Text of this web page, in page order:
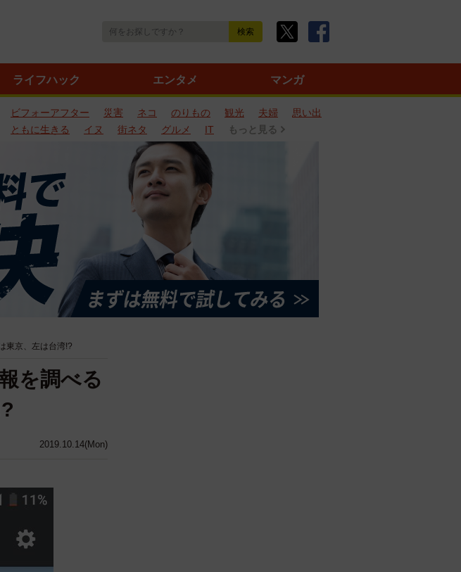
ライフハック エンタメ マンガ
ビフォーアフター 災害 ネコ のりもの 観光 夫婦
思い出
ともに生きる イヌ 街ネタ グルメ IT もっと見る
東京、左は台湾!?
2019.10.14(Mon)
を調べる